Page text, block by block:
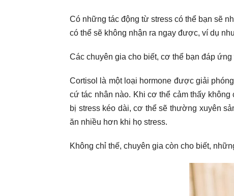
Có những tác động từ stress có thể bạn sẽ
có thể sẽ không nhận ra ngay được, ví dụ
Các chuyên gia cho biết, cơ thể bạn đáp
Cortisol là một loại hormone được giải
cứ tác nhân nào. Khi cơ thể cảm thấy
bị stress kéo dài, cơ thể sẽ thường xuyên
ăn nhiều hơn khi họ stress.
Không chỉ thế, chuyên gia còn cho biết,